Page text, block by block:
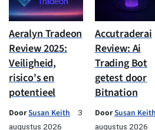
Aeralyn Tradeon
Review 2025:
Veiligheid,
risico's en
potentieel
DoorSusan Keith
3
augustus 2026
Accutraderai
Review: Ai
Trading Bot
getest door
Bitnation
DoorSusan Keith
augustus 2026